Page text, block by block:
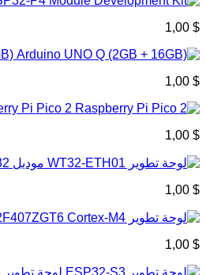
$ 1,00
$ 1,00
Pi Pico 2
$ 1,00
$ 1,00
$ 1,00
لوحة تطوير ESP32-S3